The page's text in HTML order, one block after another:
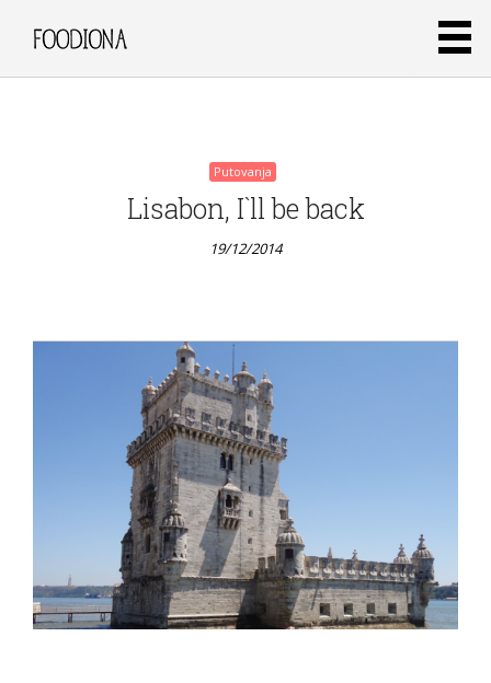
Putovanja
Svinjetina
u bijelom
19/12/2014
Putovanja
Lisabon, I`ll be back
19/12/2014